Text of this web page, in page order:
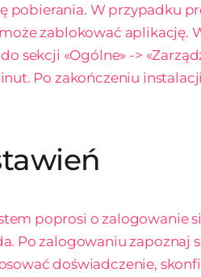
pobierania. W przypadku
zablokować aplikację.
sekcji «Ogólne» ->
Po zakończeniu
poprosi o zalogowanie
Po zalogowaniu zapoznaj
doświadczenie,